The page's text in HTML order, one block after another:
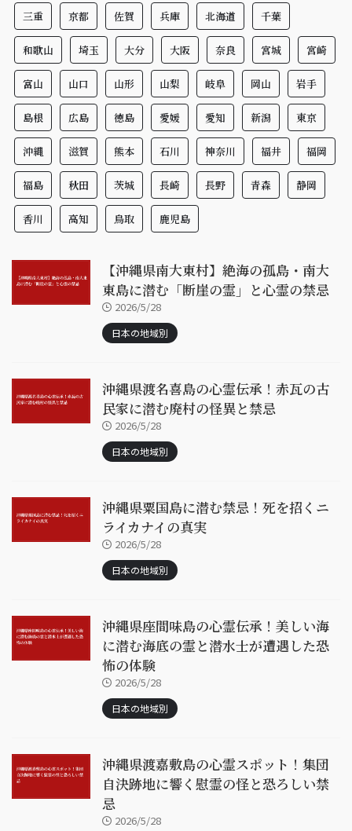
三重 京都 佐賀 兵庫 北海道 千葉
和歌山 埼玉 大分 大阪 奈良 宮城 宮崎
富山 山口 山形 山梨 岐阜 岡山 岩手
島根 広島 徳島 愛媛 愛知 新潟 東京
沖縄 滋賀 熊本 石川 神奈川 福井 福岡
福島 秋田 茨城 長崎 長野 青森 静岡
香川 高知 鳥取 鹿児島
【沖縄県南大東村】絶海の孤島・南大
東島に潜む「断崖の霊」と心霊の禁忌
2026/5/28
日本の地域別
沖縄県渡名喜島の心霊伝承！赤瓦の古
民家に潜む廃村の怪異と禁忌
2026/5/28
日本の地域別
沖縄県粟国島に潜む禁忌！死を招くニ
ライカナイの真実
2026/5/28
日本の地域別
沖縄県座間味島の心霊伝承！美しい海
に潜む海底の霊と潜水士が遭遇した恐
怖の体験
2026/5/28
日本の地域別
沖縄県渡嘉敷島の心霊スポット！集団
自決跡地に響く慰霊の怪と恐ろしい禁
忌
2026/5/28